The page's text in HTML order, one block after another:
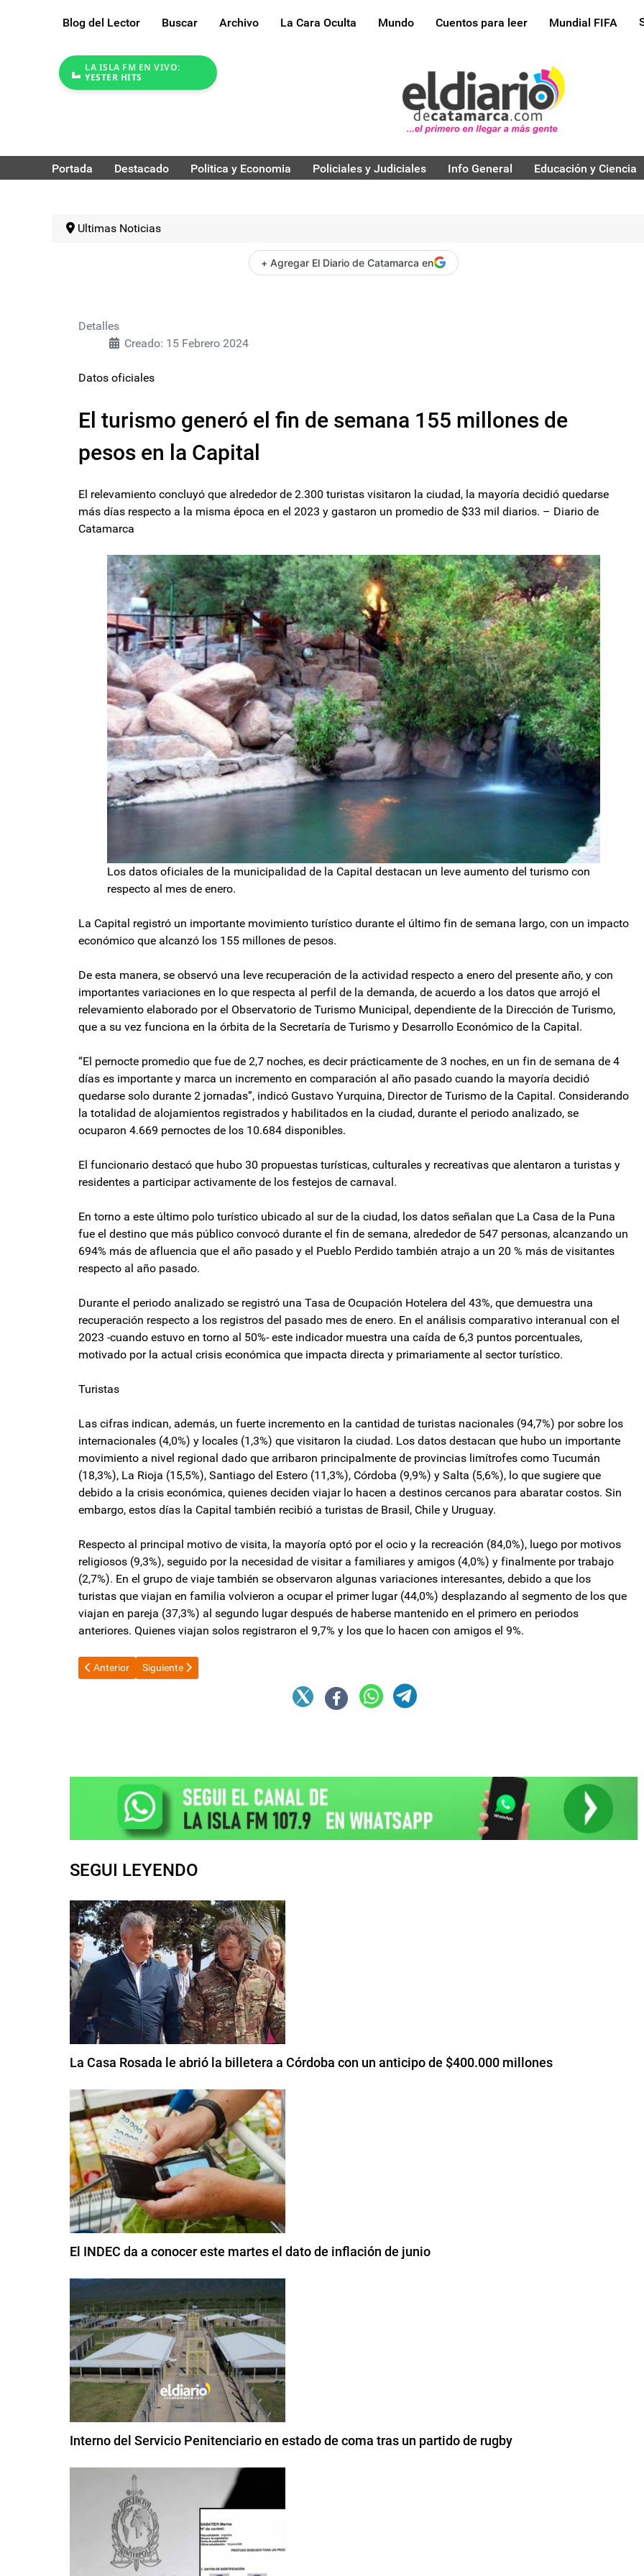
Blog del Lector Buscar Archivo La Cara Oculta Mundo Cuentos para leer Mundial FIFA
LA ISLA FM EN VIVO:
YESTER HITS
Portada Destacado Politica y Economia Policiales y Judiciales Info General Educación y Ciencia
Ultimas Noticias
+ Agregar El Diario de Catamarca en
Detalles
Creado: 15 Febrero 2024
Datos oficiales
El turismo generó el fin de semana 155 millones de
pesos en la Capital
El relevamiento concluyó que alrededor de 2.300 turistas visitaron la ciudad, la mayoría decidió quedarse
más días respecto a la misma época en el 2023 y gastaron un promedio de $33 mil diarios. – Diario de
Catamarca
Los datos oficiales de la municipalidad de la Capital destacan un leve aumento del turismo con
respecto al mes de enero.
La Capital registró un importante movimiento turístico durante el último fin de semana largo, con un impacto
económico que alcanzó los 155 millones de pesos.
De esta manera, se observó una leve recuperación de la actividad respecto a enero del presente año, y con
importantes variaciones en lo que respecta al perfil de la demanda, de acuerdo a los datos que arrojó el
relevamiento elaborado por el Observatorio de Turismo Municipal, dependiente de la Dirección de Turismo,
que a su vez funciona en la órbita de la Secretaría de Turismo y Desarrollo Económico de la Capital.
“El pernocte promedio que fue de 2,7 noches, es decir prácticamente de 3 noches, en un fin de semana de 4
días es importante y marca un incremento en comparación al año pasado cuando la mayoría decidió
quedarse solo durante 2 jornadas”, indicó Gustavo Yurquina, Director de Turismo de la Capital. Considerando
la totalidad de alojamientos registrados y habilitados en la ciudad, durante el periodo analizado, se
ocuparon 4.669 pernoctes de los 10.684 disponibles.
El funcionario destacó que hubo 30 propuestas turísticas, culturales y recreativas que alentaron a turistas y
residentes a participar activamente de los festejos de carnaval.
En torno a este último polo turístico ubicado al sur de la ciudad, los datos señalan que La Casa de la Puna
fue el destino que más público convocó durante el fin de semana, alrededor de 547 personas, alcanzando un
694% más de afluencia que el año pasado y el Pueblo Perdido también atrajo a un 20 % más de visitantes
respecto al año pasado.
Durante el periodo analizado se registró una Tasa de Ocupación Hotelera del 43%, que demuestra una
recuperación respecto a los registros del pasado mes de enero. En el análisis comparativo interanual con el
2023 -cuando estuvo en torno al 50%- este indicador muestra una caída de 6,3 puntos porcentuales,
motivado por la actual crisis económica que impacta directa y primariamente al sector turístico.
Turistas
Las cifras indican, además, un fuerte incremento en la cantidad de turistas nacionales (94,7%) por sobre los
internacionales (4,0%) y locales (1,3%) que visitaron la ciudad. Los datos destacan que hubo un importante
movimiento a nivel regional dado que arribaron principalmente de provincias limítrofes como Tucumán
(18,3%), La Rioja (15,5%), Santiago del Estero (11,3%), Córdoba (9,9%) y Salta (5,6%), lo que sugiere que
debido a la crisis económica, quienes deciden viajar lo hacen a destinos cercanos para abaratar costos. Sin
embargo, estos días la Capital también recibió a turistas de Brasil, Chile y Uruguay.
Respecto al principal motivo de visita, la mayoría optó por el ocio y la recreación (84,0%), luego por motivos
religiosos (9,3%), seguido por la necesidad de visitar a familiares y amigos (4,0%) y finalmente por trabajo
(2,7%). En el grupo de viaje también se observaron algunas variaciones interesantes, debido a que los
turistas que viajan en familia volvieron a ocupar el primer lugar (44,0%) desplazando al segmento de los que
viajan en pareja (37,3%) al segundo lugar después de haberse mantenido en el primero en periodos
anteriores. Quienes viajan solos registraron el 9,7% y los que lo hacen con amigos el 9%.
Artículo anterior: Dengue: 14 provincias argentinas presentan "circulación viral" y ya se registran 29 muertes
Anterior Artículo siguiente: Axel Kicillof: "Están ajustando a las familias bonaerenses, no a este Gobierno, ni a este
Siguiente
SEGUI LEYENDO
La Casa Rosada le abrió la billetera a Córdoba con un anticipo de $400.000 millones
El INDEC da a conocer este martes el dato de inflación de junio
Interno del Servicio Penitenciario en estado de coma tras un partido de rugby